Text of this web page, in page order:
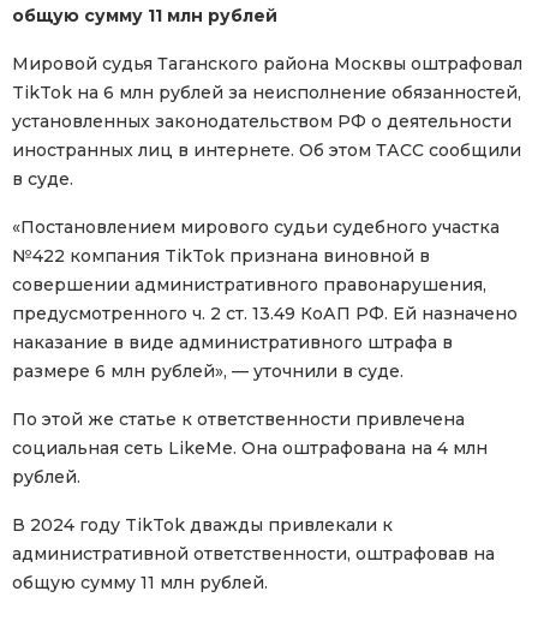
общую сумму 11 млн рублей
Мировой судья Таганского района Москвы оштрафовал
TikTok на 6 млн рублей за неисполнение обязанностей,
установленных законодательством РФ о деятельности
иностранных лиц в интернете. Об этом ТАСС сообщили
в суде.
«Постановлением мирового судьи судебного участка
№422 компания TikTok признана виновной в
совершении административного правонарушения,
предусмотренного ч. 2 ст. 13.49 КоАП РФ. Ей назначено
наказание в виде административного штрафа в
размере 6 млн рублей», — уточнили в суде.
По этой же статье к ответственности привлечена
социальная сеть LikeMe. Она оштрафована на 4 млн
рублей.
В 2024 году TikTok дважды привлекали к
административной ответственности, оштрафовав на
общую сумму 11 млн рублей.